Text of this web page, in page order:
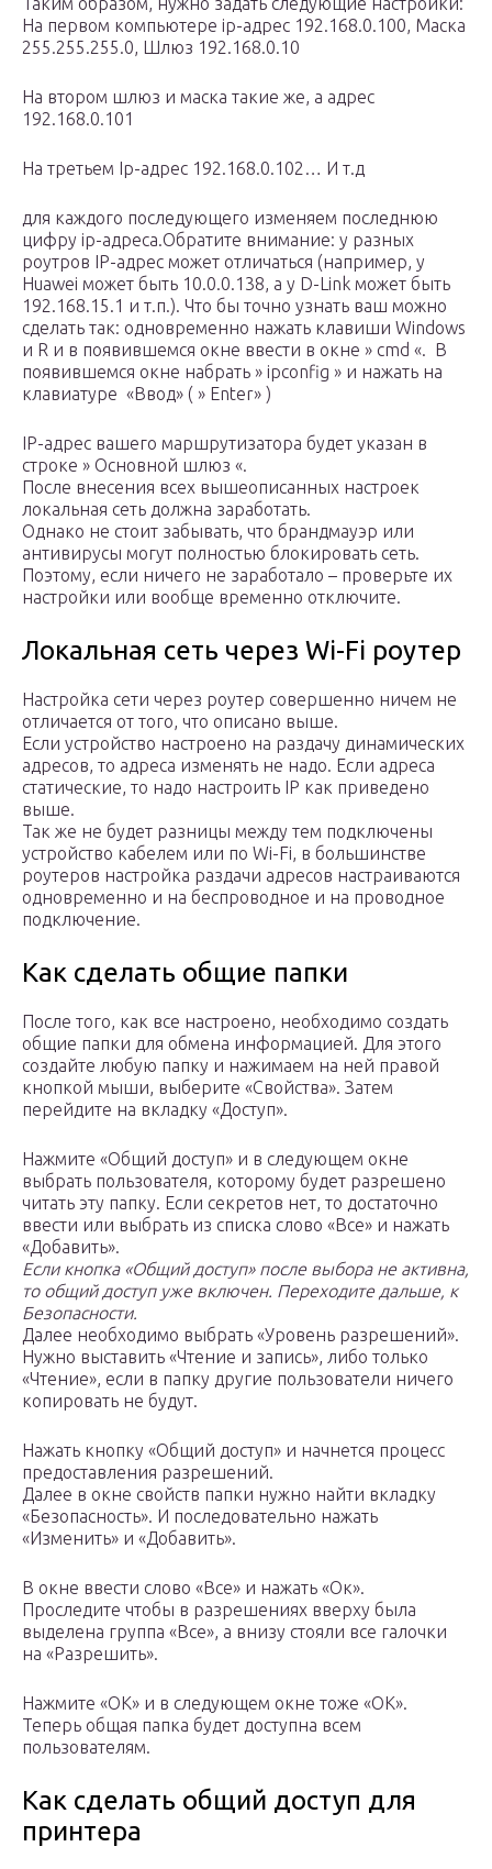
На первом компьютере ip-адрес 192.168.0.100, Маска
255.255.255.0, Шлюз 192.168.0.10
На втором шлюз и маска такие же, а адрес
192.168.0.101
На третьем Ip-адрес 192.168.0.102… И т.д
для каждого последующего изменяем последнюю
цифру ip-адреса.Обратите внимание: у разных
роутров IP-адрес может отличаться (например, у
Huawei может быть 10.0.0.138, а у D-Link может быть
192.168.15.1 и т.п.). Что бы точно узнать ваш можно
сделать так: одновременно нажать клавиши Windows
и R и в появившемся окне ввести в окне » cmd «. В
появившемся окне набрать » ipconfig » и нажать на
клавиатуре «Ввод» ( » Enter» )
IP-адрес вашего маршрутизатора будет указан в
строке » Основной шлюз «.
После внесения всех вышеописанных настроек
локальная сеть должна заработать.
Однако не стоит забывать, что брандмауэр или
антивирусы могут полностью блокировать сеть.
Поэтому, если ничего не заработало – проверьте их
настройки или вообще временно отключите.
Локальная сеть через Wi-Fi роутер
Настройка сети через роутер совершенно ничем не
отличается от того, что описано выше.
Если устройство настроено на раздачу динамических
адресов, то адреса изменять не надо. Если адреса
статические, то надо настроить IP как приведено
выше.
Так же не будет разницы между тем подключены
устройство кабелем или по Wi-Fi, в большинстве
роутеров настройка раздачи адресов настраиваются
одновременно и на беспроводное и на проводное
подключение.
Как сделать общие папки
После того, как все настроено, необходимо создать
общие папки для обмена информацией. Для этого
создайте любую папку и нажимаем на ней правой
кнопкой мыши, выберите «Свойства». Затем
перейдите на вкладку «Доступ».
Нажмите «Общий доступ» и в следующем окне
выбрать пользователя, которому будет разрешено
читать эту папку. Если секретов нет, то достаточно
ввести или выбрать из списка слово «Все» и нажать
«Добавить».
Если кнопка «Общий доступ» после выбора не активна,
то общий доступ уже включен. Переходите дальше, к
Безопасности.
Далее необходимо выбрать «Уровень разрешений».
Нужно выставить «Чтение и запись», либо только
«Чтение», если в папку другие пользователи ничего
копировать не будут.
Нажать кнопку «Общий доступ» и начнется процесс
предоставления разрешений.
Далее в окне свойств папки нужно найти вкладку
«Безопасность». И последовательно нажать
«Изменить» и «Добавить».
В окне ввести слово «Все» и нажать «Ок».
Проследите чтобы в разрешениях вверху была
выделена группа «Все», а внизу стояли все галочки
на «Разрешить».
Нажмите «ОК» и в следующем окне тоже «ОК».
Теперь общая папка будет доступна всем
пользователям.
Как сделать общий доступ для
принтера